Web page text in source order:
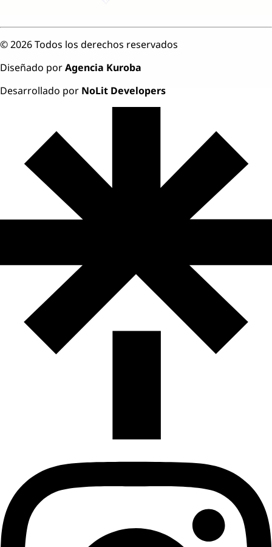
©2026Todos los derechos reservados
Diseñado porAgencia Kuroba
Desarrollado por NoLit Developers